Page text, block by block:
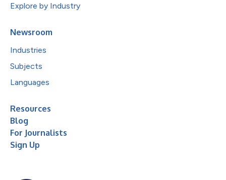
Explore by Industry
Newsroom
Industries
Subjects
Languages
Resources
Blog
For Journalists
Sign Up